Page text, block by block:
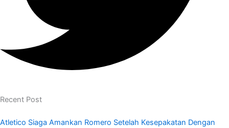
Recent Post
Atletico Siaga Amankan Romero Setelah Kesepakatan Dengan